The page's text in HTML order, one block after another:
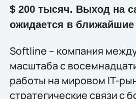
$ 200 тысяч. Выход на
ожидается в ближайшие
Softline – компания
масштаба с
работы на мировом IT-
стратегические связи с